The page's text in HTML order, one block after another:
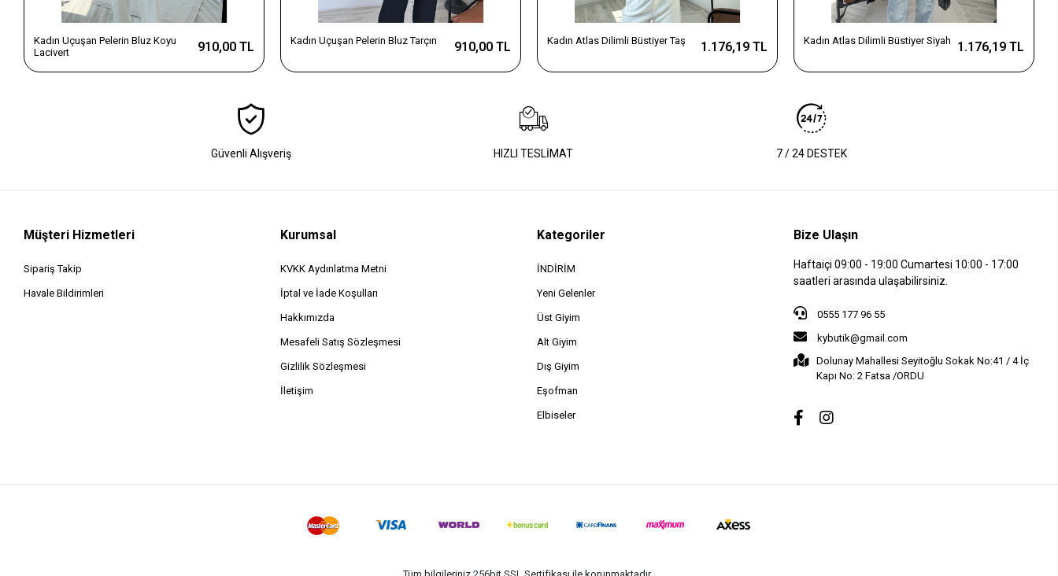
Kadın Uçuşan Pelerin Bluz Koyu
Lacivert
910,00 TL Kadın Uçuşan Pelerin Bluz Tarçın 910,00 TL Kadın Atlas Dilimli Büstiyer Taş 1.176,19 TL Kadın Atlas Dilimli Büstiyer Siyah 1.176,19 TL
Güvenli Alışveriş HIZLI TESLİMAT 7 / 24 DESTEK
Müşteri Hizmetleri
Sipariş Takip
Havale Bildirimleri
Kurumsal
KVKK Aydınlatma Metni
İptal ve İade Koşulları
Hakkımızda
Mesafeli Satış Sözleşmesi
Gizlilik Sözleşmesi
İletişim
Kategoriler
İNDİRİM
Yeni Gelenler
Üst Giyim
Alt Giyim
Dış Giyim
Eşofman
Elbiseler
Bize Ulaşın
Haftaiçi 09:00 - 19:00 Cumartesi 10:00 - 17:00
saatleri arasında ulaşabilirsiniz.
0555 177 96 55
kybutik@gmail.com
Dolunay Mahallesi Seyitoğlu Sokak No:41 / 4 İç
Kapı No: 2 Fatsa /ORDU